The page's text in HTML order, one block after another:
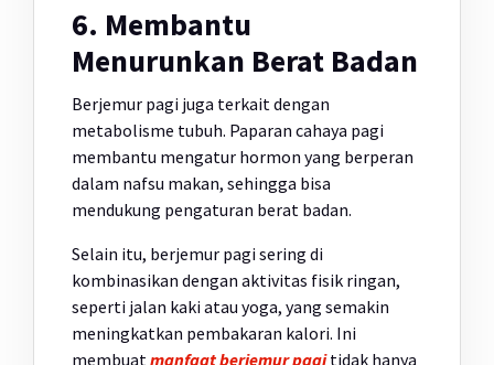
6. Membantu
Menurunkan Berat Badan
Berjemur pagi juga terkait dengan
metabolisme tubuh. Paparan cahaya pagi
membantu mengatur hormon yang berperan
dalam nafsu makan, sehingga bisa
mendukung pengaturan berat badan.
Selain itu, berjemur pagi sering di
kombinasikan dengan aktivitas fisik ringan,
seperti jalan kaki atau yoga, yang semakin
meningkatkan pembakaran kalori. Ini
membuat manfaat berjemur pagitidak hanya